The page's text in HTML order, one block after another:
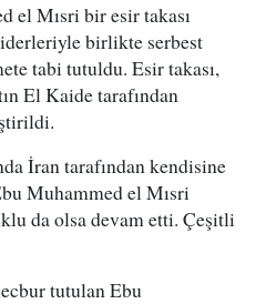
el Mısri bir esir takası
birlikte serbest
tabi tutuldu. Esir takası,
El Kaide tarafından
İran tarafından kendisine
Muhammed el Mısri
da olsa devam etti. Çeşitli
tutulan Ebu